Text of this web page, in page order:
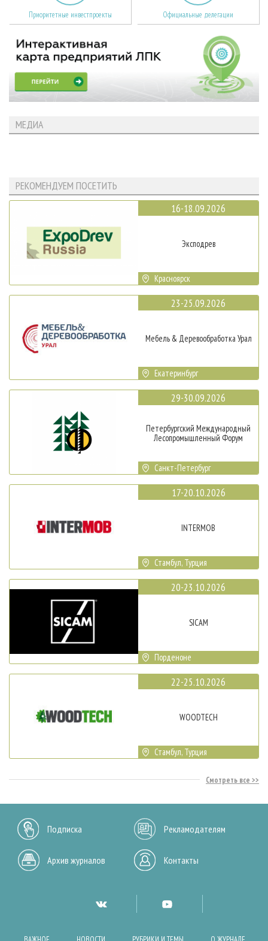
Приоритетные инвестпроекты Официальные делегации
МЕДИА
РЕКОМЕНДУЕМ ПОСЕТИТЬ
16-18.09.2026
Эксподрев
Красноярск
23-25.09.2026
Мебель & Деревообработка Урал
Екатеринбург
29-30.09.2026
Петербургский Международный
Лесопромышленный Форум
Санкт-Петербург
17-20.10.2026
INTERMOB
Стамбул, Турция
20-23.10.2026
SICAM
Порденоне
22-25.10.2026
WOODTECH
Стамбул, Турция
Смотреть все
Подписка Рекламодателям
Архив журналов Контакты